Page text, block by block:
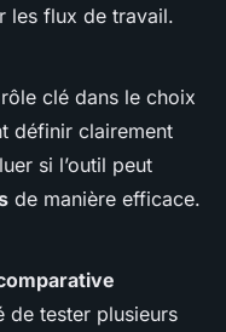
les flux de travail.
clé dans le choix
définir clairement
si l’outil peut
de manière efficace.
de tester plusieurs